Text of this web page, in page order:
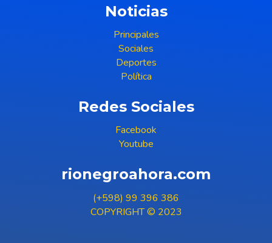
Noticias
Principales
Sociales
Deportes
Política
Redes Sociales
Facebook
Youtube
rionegroahora.com
(+598) 99 396 386
COPYRIGHT © 2023